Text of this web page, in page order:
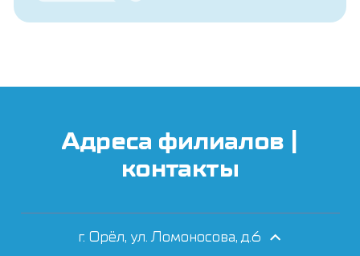
Адреса филиалов |
контакты
г. Орёл, ул. Ломоносова, д.6